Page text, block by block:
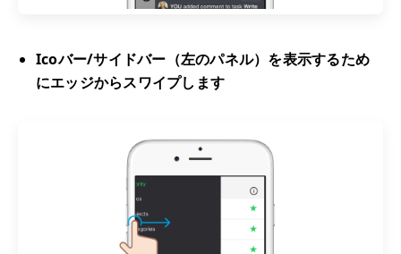
Icoバー/サイドバー（左のパネル）を表示するため
にエッジからスワイプします